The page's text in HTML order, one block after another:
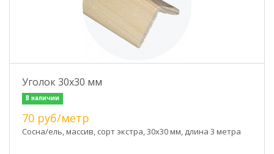
Уголок 30х30 мм
В наличии
70 руб/метр
Сосна/ель, массив, сорт экстра, 30х30 мм, длина 3 метра